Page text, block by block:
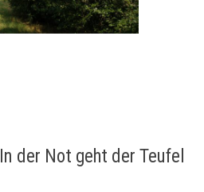
In der Not geht der Teufel